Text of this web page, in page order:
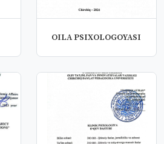
OILA PSIXOLOGOYASI